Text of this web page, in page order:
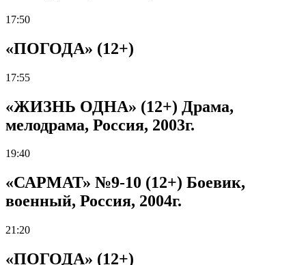
17:50
«ПОГОДА» (12+)
17:55
«ЖИЗНЬ ОДНА» (12+) Драма,
мелодрама, Россия, 2003г.
19:40
«САРМАТ» №9-10 (12+) Боевик,
военный, Россия, 2004г.
21:20
«ПОГОДА» (12+)